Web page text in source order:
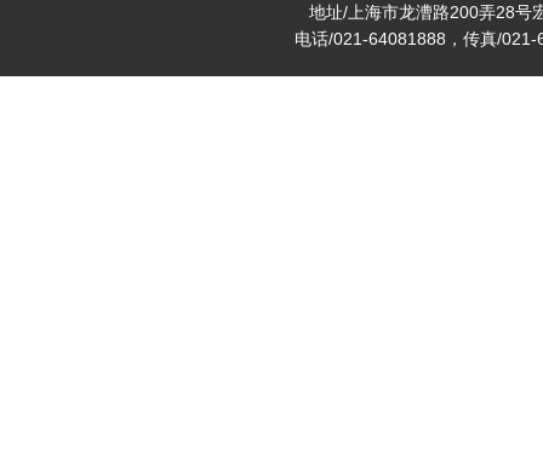
地址/上海市龙漕路200弄28号
电话/021-64081888，传真/021-